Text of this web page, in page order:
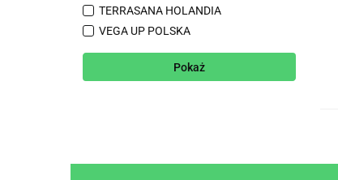
TERRASANA HOLANDIA
VEGA UP POLSKA
Pokaż